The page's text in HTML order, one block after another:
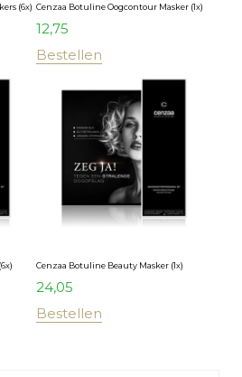
(6x) Cenzaa Botuline Oogcontour Masker (1x)
12,75
Bestellen
Cenzaa Botuline Beauty Masker (1x)
24,05
Bestellen